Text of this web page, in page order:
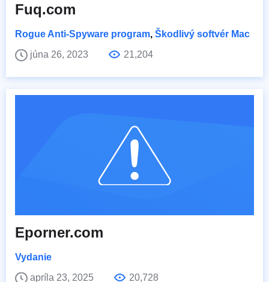
Fuq.com
Rogue Anti-Spyware program, Škodlivý softvér Mac
júna 26, 2023
21,204
Eporner.com
Vydanie
apríla 23, 2025
20,728